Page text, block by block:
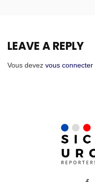
LEAVE A REPLY
Vous devez vous connecter